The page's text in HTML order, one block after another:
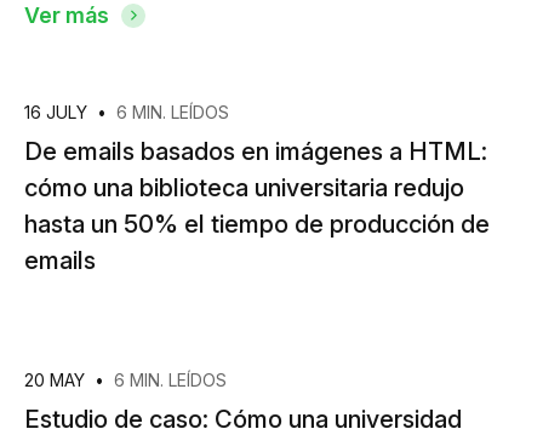
Ver más
16 JULY • 6 MIN. LEÍDOS
De emails basados en imágenes a HTML:
cómo una biblioteca universitaria redujo
hasta un 50% el tiempo de producción de
emails
20 MAY • 6 MIN. LEÍDOS
Estudio de caso: Cómo una universidad